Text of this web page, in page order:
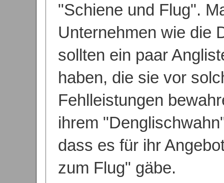
"Schiene und Flug".
Unternehmen wie die
sollten ein paar
haben, die sie vor
Fehlleistungen
ihrem
dass es für ihr
zum Flug" gäbe.